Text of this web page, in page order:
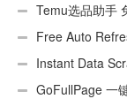
Temu选品助手
件 Free Auto
Instant Data
GoFullPage 一